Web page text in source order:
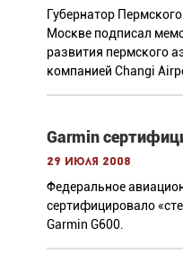
Губернатор
Москве подписал
развития пермского
компанией Changi
Garmin
29 июля 2008
Федеральное
сертифицировало
Garmin G600.